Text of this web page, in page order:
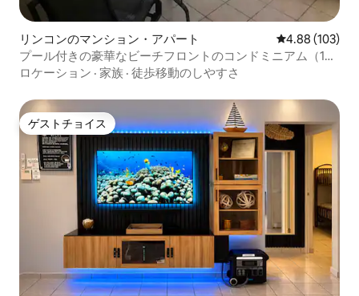
リンコンのマンション・アパート レビュー103
4.88 (103)
プール付きの豪華なビーチフロントのコンドミニアム（1階
にアクセス可能）
ロケーション · 家族 · 徒歩移動のしやすさ
ゲストチョイス
ゲストチョイス